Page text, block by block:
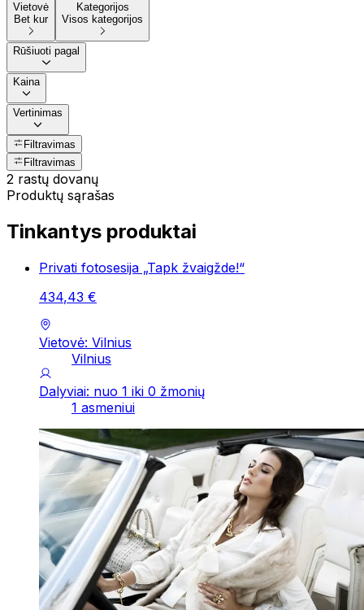
Vietovė
Bet kur
Kategorijos
Visos kategorijos
Rūšiuoti pagal
Kaina
Vertinimas
Filtravimas
Filtravimas
2 rastų dovanų
Produktų sąrašas
Tinkantys produktai
Privati fotosesija „Tapk žvaigžde!“
434,43 €
Vietovė: Vilnius
Vilnius
Dalyviai: nuo 1 iki 0 žmonių
1 asmeniui